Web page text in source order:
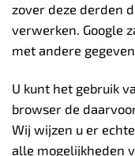
zover deze derden
verwerken. Google
met andere
U kunt het gebruik
browser de
Wij wijzen u er
alle mogelijkheden